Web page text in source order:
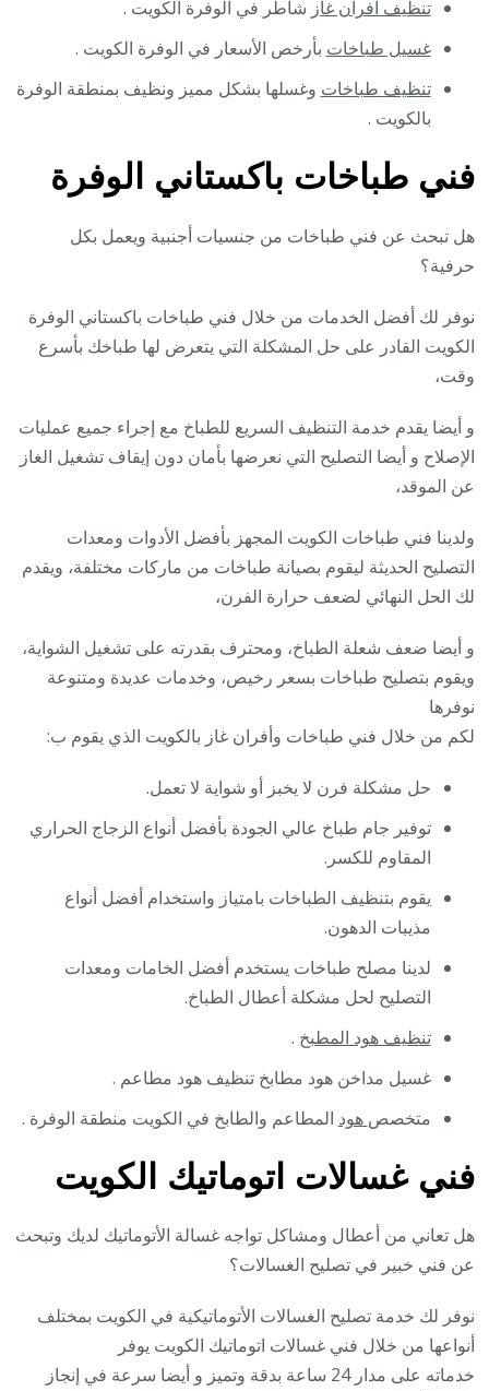
تنظيف افران غاز شاطر في الوفرة الكويت .
غسيل طباخات بأرخص الأسعار في الوفرة الكويت .
تنظيف طباخات وغسلها بشكل مميز ونظيف بمنطقة الوفرة
بالكويت .
فني طباخات باكستاني الوفرة
هل تبحث عن فني طباخات من جنسيات أجنبية ويعمل بكل
حرفية؟
نوفر لك أفضل الخدمات من خلال فني طباخات باكستاني الوفرة
الكويت القادر على حل المشكلة التي يتعرض لها طباخك بأسرع
وقت،
و أيضا يقدم خدمة التنظيف السريع للطباخ مع إجراء جميع عمليات
الإصلاح و أيضا التصليح التي نعرضها بأمان دون إيقاف تشغيل الغاز
عن الموقد،
ولدينا فني طباخات الكويت المجهز بأفضل الأدوات ومعدات
التصليح الحديثة ليقوم بصيانة طباخات من ماركات مختلفة، ويقدم
لك الحل النهائي لضعف حرارة الفرن،
و أيضا ضعف شعلة الطباخ، ومحترف بقدرته على تشغيل الشواية،
ويقوم بتصليح طباخات بسعر رخيص، وخدمات عديدة ومتنوعة
نوفرها
لكم من خلال فني طباخات وأفران غاز بالكويت الذي يقوم ب:
حل مشكلة فرن لا يخبز أو شواية لا تعمل.
توفير جام طباخ عالي الجودة بأفضل أنواع الزجاج الحراري
المقاوم للكسر.
يقوم بتنظيف الطباخات بامتياز واستخدام أفضل أنواع
مذيبات الدهون.
لدينا مصلح طباخات يستخدم أفضل الخامات ومعدات
التصليح لحل مشكلة أعطال الطباخ.
تنظيف هود المطبخ .
غسيل مداخن هود مطابخ تنظيف هود مطاعم .
متخصص هود المطاعم والطابخ في الكويت منطقة الوفرة .
فني غسالات اتوماتيك الكويت
هل تعاني من أعطال ومشاكل تواجه غسالة الأتوماتيك لديك وتبحث
عن فني خبير في تصليح الغسالات؟
نوفر لك خدمة تصليح الغسالات الأتوماتيكية في الكويت بمختلف
أنواعها من خلال فني غسالات اتوماتيك الكويت يوفر
خدماته على مدار 24 ساعة بدقة وتميز و أيضا سرعة في إنجاز